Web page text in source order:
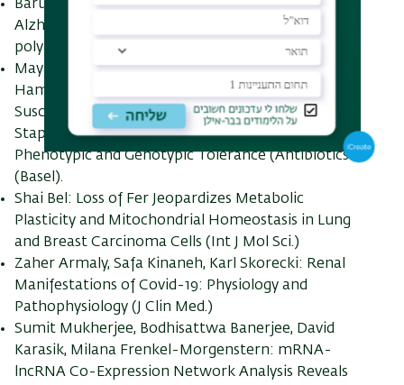
Baruh Polis, David Karasik, Abraham O Samson:
Alzheimer's disease as a chronic maladaptive
polyamine stress response (Aging (Albany NY)
Maya Azrad, Chen Shmuel, Tamar Leshem, Zohar
Hamo, Keren Agay-Shay, Avi Peretz: Reduced
Susceptibility to Chlorhexidine among
Staphylococcus aureus Isolates in Israel:
Phenotypic and Genotypic Tolerance (Antibiotics
(Basel).
Shai Bel: Loss of Fer Jeopardizes Metabolic
Plasticity and Mitochondrial Homeostasis in Lung
and Breast Carcinoma Cells (Int J Mol Sci.)
Zaher Armaly, Safa Kinaneh, Karl Skorecki: Renal
Manifestations of Covid-19: Physiology and
Pathophysiology (J Clin Med.)
Sumit Mukherjee, Bodhisattwa Banerjee, David
Karasik, Milana Frenkel-Morgenstern: mRNA-
lncRNA Co-Expression Network Analysis Reveals